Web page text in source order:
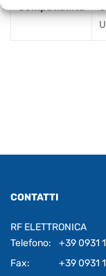
Compatibilità
CONTATTI
RF ELETTRONICA
Telefono:
+39 0931
Fax:
+39 0931